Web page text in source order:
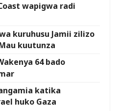
wapigwa radi
kuruhusu Jamii zilizo
kuutunza
64 bado
katika
huko Gaza